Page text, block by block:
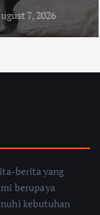
berita yang
berupaya
kebutuhan